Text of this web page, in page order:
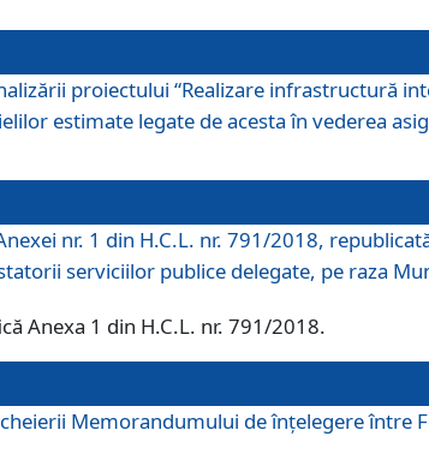
proiectului “Realizare infrastructură
estimate legate de acesta în vederea
nr. 1 din H.C.L. nr. 791/2018,
serviciilor publice delegate, pe raza
Anexa 1 din H.C.L. nr. 791/2018.
Memorandumului de înțelegere între